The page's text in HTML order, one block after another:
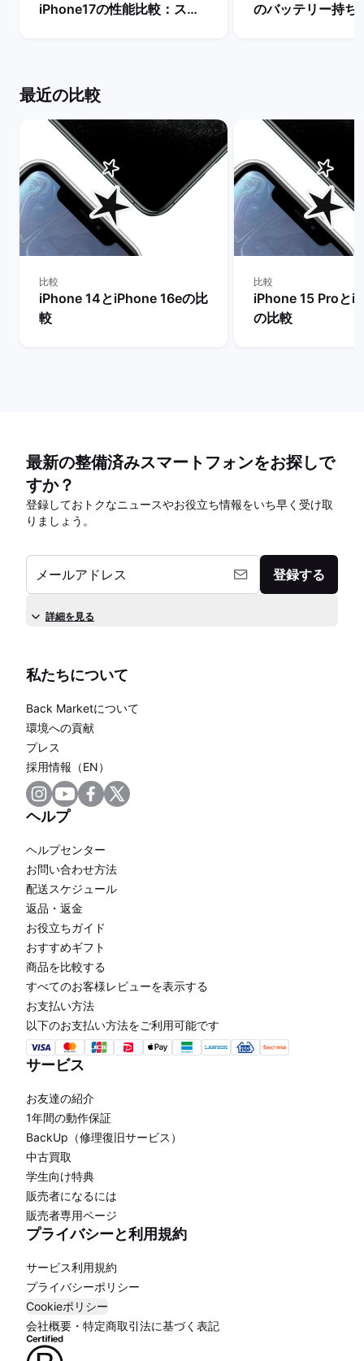
iPhone17の性能比較：スペ
のバッテリー持ち
最近の比較
比較
iPhone 14とiPhone 16eの比
較
比較
iPhone 15 Proと
の比較
最新の整備済みスマートフォンをお探しで
すか？
登録しておトクなニュースやお役立ち情報をいち早く受け取
りましょう。
メールアドレス 登録する
詳細を見る
私たちについて
Back Marketについて
環境への貢献
プレス
採用情報（EN）
ヘルプ
ヘルプセンター
お問い合わせ方法
配送スケジュール
返品・返金
お役立ちガイド
おすすめギフト
商品を比較する
すべてのお客様レビューを表示する
お支払い方法
以下のお支払い方法をご利用可能です
サービス
お友達の紹介
1年間の動作保証
BackUp（修理復旧サービス）
中古買取
学生向け特典
販売者になるには
販売者専用ページ
プライバシーと利用規約
サービス利用規約
プライバシーポリシー
Cookieポリシー
会社概要・特定商取引法に基づく表記